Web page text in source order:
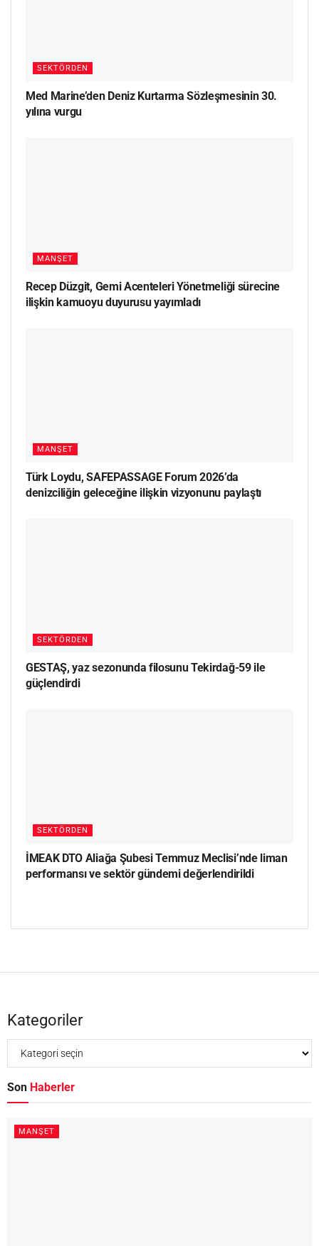
SEKTÖRDEN
Med Marine’den Deniz Kurtarma Sözleşmesinin 30.
yılına vurgu
MANŞET
Recep Düzgit, Gemi Acenteleri Yönetmeliği sürecine
ilişkin kamuoyu duyurusu yayımladı
MANŞET
Türk Loydu, SAFEPASSAGE Forum 2026’da
denizciliğin geleceğine ilişkin vizyonunu paylaştı
SEKTÖRDEN
GESTAŞ, yaz sezonunda filosunu Tekirdağ-59 ile
güçlendirdi
SEKTÖRDEN
İMEAK DTO Aliağa Şubesi Temmuz Meclisi’nde liman
performansı ve sektör gündemi değerlendirildi
Kategoriler
Son Haberler
MANŞET